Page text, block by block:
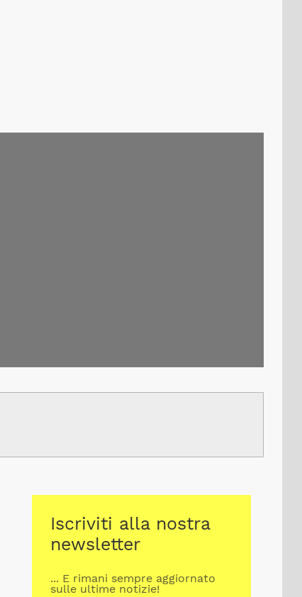
Iscriviti alla nostra
newsletter
... E rimani sempre aggiornato
sulle ultime notizie!